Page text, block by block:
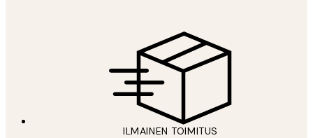
ILMAINEN TOIMITUS